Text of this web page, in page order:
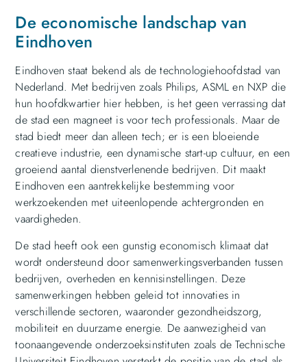
De economische landschap van
Eindhoven
Eindhoven staat bekend als de technologiehoofdstad van
Nederland. Met bedrijven zoals Philips, ASML en NXP die
hun hoofdkwartier hier hebben, is het geen verrassing dat
de stad een magneet is voor tech professionals. Maar de
stad biedt meer dan alleen tech; er is een bloeiende
creatieve industrie, een dynamische start-up cultuur, en een
groeiend aantal dienstverlenende bedrijven. Dit maakt
Eindhoven een aantrekkelijke bestemming voor
werkzoekenden met uiteenlopende achtergronden en
vaardigheden.
De stad heeft ook een gunstig economisch klimaat dat
wordt ondersteund door samenwerkingsverbanden tussen
bedrijven, overheden en kennisinstellingen. Deze
samenwerkingen hebben geleid tot innovaties in
verschillende sectoren, waaronder gezondheidszorg,
mobiliteit en duurzame energie. De aanwezigheid van
toonaangevende onderzoeksinstituten zoals de Technische